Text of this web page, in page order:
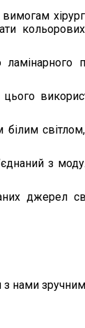
з
джерел
з нами